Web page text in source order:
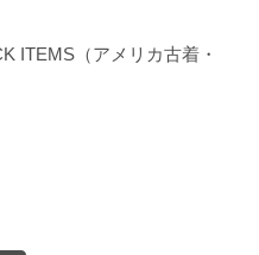
ITEMS（アメリカ古着・